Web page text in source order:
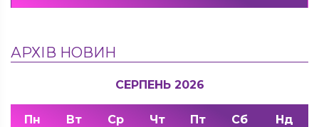
АРХІВ НОВИН
СЕРПЕНЬ 2026
Пн Вт Ср Чт Пт Сб Нд